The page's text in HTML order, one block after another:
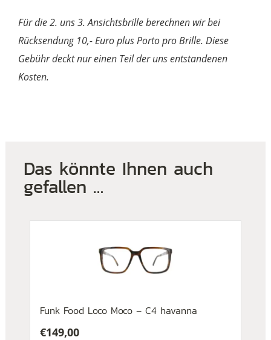
Für die 2. uns 3. Ansichtsbrille berechnen wir bei
Rücksendung 10,- Euro plus Porto pro Brille. Diese
Gebühr deckt nur einen Teil der uns entstandenen
Kosten.
Das könnte Ihnen auch
gefallen …
Funk Food Loco Moco – C4 havanna
€149,00